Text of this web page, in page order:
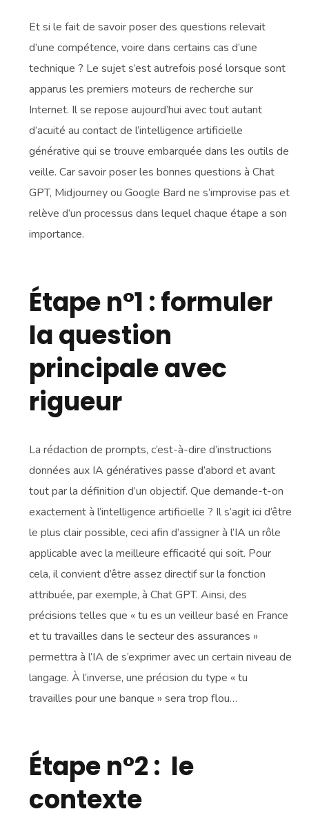
Et si le fait de savoir poser des questions relevait
d’une compétence, voire dans certains cas d’une
technique ? Le sujet s’est autrefois posé lorsque sont
apparus les premiers moteurs de recherche sur
Internet. Il se repose aujourd’hui avec tout autant
d’acuité au contact de l’intelligence artificielle
générative qui se trouve embarquée dans les outils de
veille. Car savoir poser les bonnes questions à Chat
GPT, Midjourney ou Google Bard ne s’improvise pas et
relève d’un processus dans lequel chaque étape a son
importance.
Étape n°1 : formuler
la question
principale avec
rigueur
La rédaction de prompts, c’est-à-dire d’instructions
données aux IA génératives passe d’abord et avant
tout par la définition d’un objectif. Que demande-t-on
exactement à l’intelligence artificielle ? Il s’agit ici d’être
le plus clair possible, ceci afin d’assigner à l’IA un rôle
applicable avec la meilleure efficacité qui soit. Pour
cela, il convient d’être assez directif sur la fonction
attribuée, par exemple, à Chat GPT. Ainsi, des
précisions telles que « tu es un veilleur basé en France
et tu travailles dans le secteur des assurances »
permettra à l’IA de s’exprimer avec un certain niveau de
langage. À l’inverse, une précision du type « tu
travailles pour une banque » sera trop flou…
Étape n°2 : le
contexte